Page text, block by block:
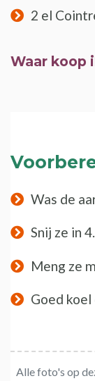
2 el
Waar koop
Was de
Snij ze in 4.
Meng ze
Goed koel
Alle foto's op